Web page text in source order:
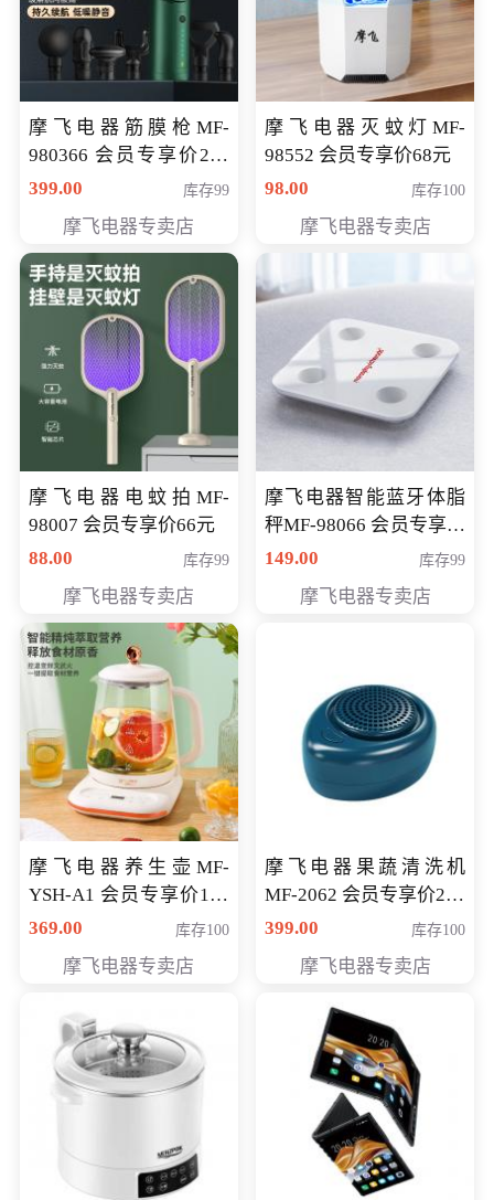
摩飞电器筋膜枪MF-
980366 会员专享价299
元
399.00 库存99
摩飞电器专卖店
摩飞电器灭蚊灯MF-
98552 会员专享价68元
98.00
库存100
摩飞电器专卖店
摩飞电器电蚊拍MF-
98007 会员专享价66元
88.00
库存99
摩飞电器专卖店
摩飞电器智能蓝牙体脂
秤MF-98066 会员专享价
98元
149.00 库存99
摩飞电器专卖店
摩飞电器养生壶MF-
YSH-A1 会员专享价198
元
369.00 库存100
摩飞电器专卖店
摩飞电器果蔬清洗机
MF-2062 会员专享价268
元
399.00 库存100
摩飞电器专卖店